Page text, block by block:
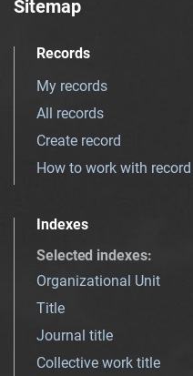
Sitemap
Records
My records
All records
Create record
How to work with record
Indexes
Selected indexes:
Organizational Unit
Title
Journal title
Collective work title